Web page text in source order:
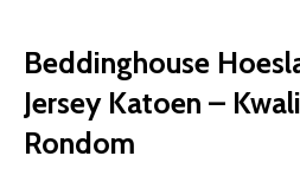
Beddinghouse
Jersey Katoen –
Rondom